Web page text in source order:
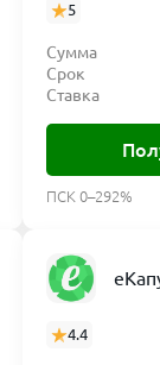
5
Сумма
Срок
Ставка
ПСК 0–292%
4.4